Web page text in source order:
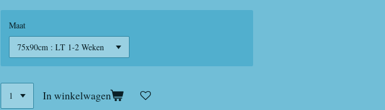
Maat
In winkelwagen